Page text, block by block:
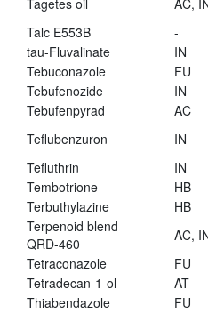
Tagetes oil AC, IN
Talc E553B
-
tau-Fluvalinate
IN
Tebuconazole
FU
Tebufenozide
IN
Tebufenpyrad
AC
Teflubenzuron
IN
Tefluthrin
IN
Tembotrione
HB
Terbuthylazine
HB
Terpenoid blend
QRD-460
AC,
Tetraconazole
FU
Tetradecan-1-ol
AT
Thiabendazole
FU